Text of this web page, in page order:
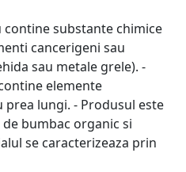
contine substante chimice
cancerigeni sau
sau metale grele). -
elemente
prea lungi. - Produsul este
bumbac organic si
se caracterizeaza prin